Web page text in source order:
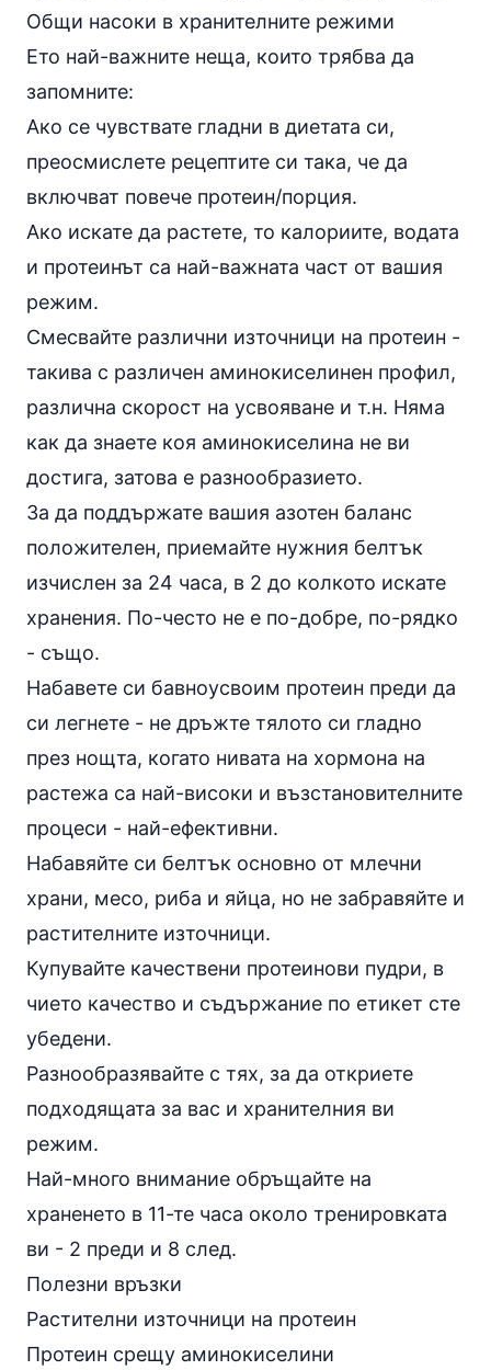
Общи насоки в хранителните режими
Ето най-важните неща, които трябва да
запомните:
Ако се чувствате гладни в диетата си,
преосмислете рецептите си така, че да
включват повече протеин/порция.
Ако искате да растете, то калориите, водата
и протеинът са най-важната част от вашия
режим.
Смесвайте различни източници на протеин -
такива с различен аминокиселинен профил,
различна скорост на усвояване и т.н. Няма
как да знаете коя аминокиселина не ви
достига, затова е разнообразието.
За да поддържате вашия азотен баланс
положителен, приемайте нужния белтък
изчислен за 24 часа, в 2 до колкото искате
хранения. По-често не е по-добре, по-рядко
- също.
Набавете си бавноусвоим протеин преди да
си легнете - не дръжте тялото си гладно
през нощта, когато нивата на хормона на
растежа са най-високи и възстановителните
процеси - най-ефективни.
Набавяйте си белтък основно от млечни
храни, месо, риба и яйца, но не забравяйте и
растителните източници.
Купувайте качествени протеинови пудри, в
чието качество и съдържание по етикет сте
убедени.
Разнообразявайте с тях, за да откриете
подходящата за вас и хранителния ви
режим.
Най-много внимание обръщайте на
храненето в 11-те часа около тренировката
ви - 2 преди и 8 след.
Полезни връзки
Растителни източници на протеин
Протеин срещу аминокиселини